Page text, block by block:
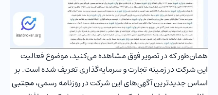
همان‌طور که در تصویر فوق مشاهده می‌کنید، موضوع فعالیت
این شرکت در زمینه تجارت و سرمایه‌گذاری تعریف شده است. بر
اساس جدید‌ترین آگهی‌های این شرکت در روزنامه رسمی،مجتبی